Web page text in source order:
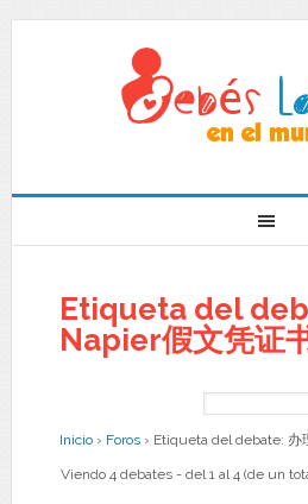
Etiqueta del
Napier假文凭证
Inicio › Foros › Etiqueta del debate: 办
Viendo 4 debates - del 1 al 4 (de un